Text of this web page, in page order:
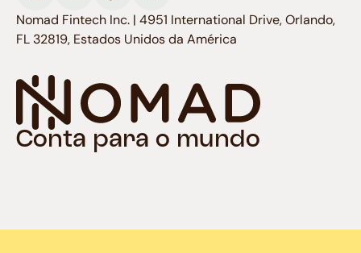
Conta para o mundo
Nomad Fintech Inc. | 4951 International Drive, Orlando,
FL 32819, Estados Unidos da América